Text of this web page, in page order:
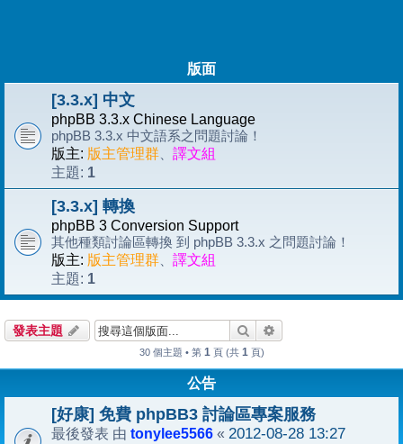
版面
[3.3.x] 中文
phpBB 3.3.x Chinese Language
phpBB 3.3.x 中文語系之問題討論！
版主: 版主管理群
譯文組
主題: 1
[3.3.x] 轉換
phpBB 3 Conversion Support
其他種類討論區轉換 到 phpBB 3.3.x 之問題討論！
版主: 版主管理群
譯文組
主題: 1
發表主題 搜尋
30 個主題 • 第 1 頁 (共 1 頁)
公告
[好康] 免費 phpBB3 討論區專案服務
最後發表 由 tonylee5566 « 2012-08-28 13:27